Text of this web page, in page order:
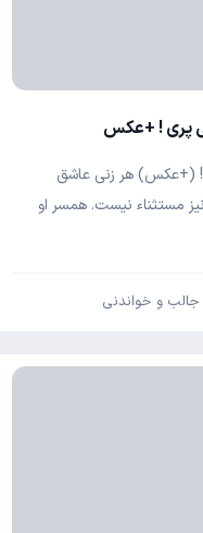
(+عکس) هر زنی عاشق
مستثناء نیست. همسر او
جالب و خواندنی